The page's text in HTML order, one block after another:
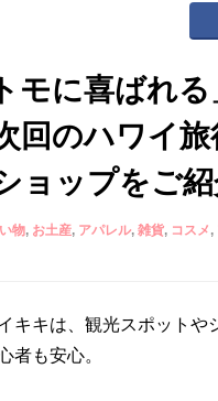
モに喜ばれる
回のハワイ旅
ョップをご
物 お土産 アパレル 雑貨 コスメ
キキは、観光スポットや
者も安心。